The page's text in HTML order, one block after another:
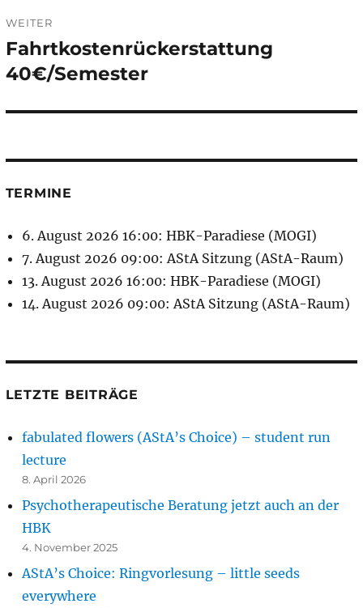
WEITER
Nächster
Beitrag:
Fahrtkostenrückerstattung
40€/Semester
TERMINE
6. August 2026 16:00: HBK-Paradiese (MOGI)
7. August 2026 09:00: AStA Sitzung (AStA-Raum)
13. August 2026 16:00: HBK-Paradiese (MOGI)
14. August 2026 09:00: AStA Sitzung (AStA-Raum)
LETZTE BEITRÄGE
fabulated flowers (AStA’s Choice) – student run
lecture
8. April 2026
Psychotherapeutische Beratung jetzt auch an der
HBK
4. November 2025
AStA’s Choice: Ringvorlesung – little seeds
everywhere